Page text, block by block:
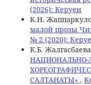
(2026): Керуен
К.Н.
малой прозы
№ 2 (2020):
К.Б.
НАЦИОНАЛЬНО-
САЛТАНАТЫ» ,